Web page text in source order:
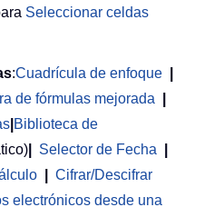
Seleccionar celdas
:Cuadrícula de enfoque
de fórmulas mejorada
Biblioteca de
Selector de Fecha
Cifrar/Descifrar
electrónicos desde una